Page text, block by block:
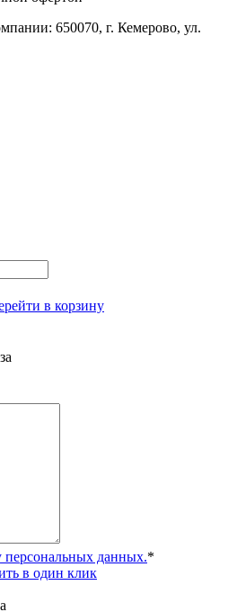
650070, г. Кемерово, ул.
в корзину
персональных данных.*
в один клик